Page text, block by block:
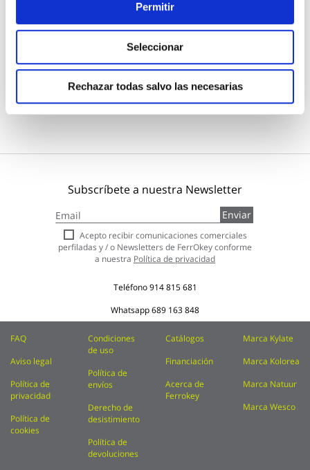
Permitir
Seleccionar
Rechazar todas salvo las necesarias
18,90 €
Añadir al carrito
Subscríbete a nuestra Newsletter
a
nuestro
boletín
de
Enviar
Acepto recibir comunicaciones comerciales
perfiladas y / o Newsletters de FerrOkey conforme
a nuestra Política de privacidad
Teléfono914 815 681
Whatsapp689 163 848
FAQ
Aviso legal
Política de
privacidad
Política de
cookies
Condiciones
de uso
Política de
envíos
Derecho de
desistimiento
Política de
devoluciones
Catálogos
Financiación
Acerca de
Ferrokey
Marca Kylate
Marca Kolorea
Marca Natuur
Marca Wesco